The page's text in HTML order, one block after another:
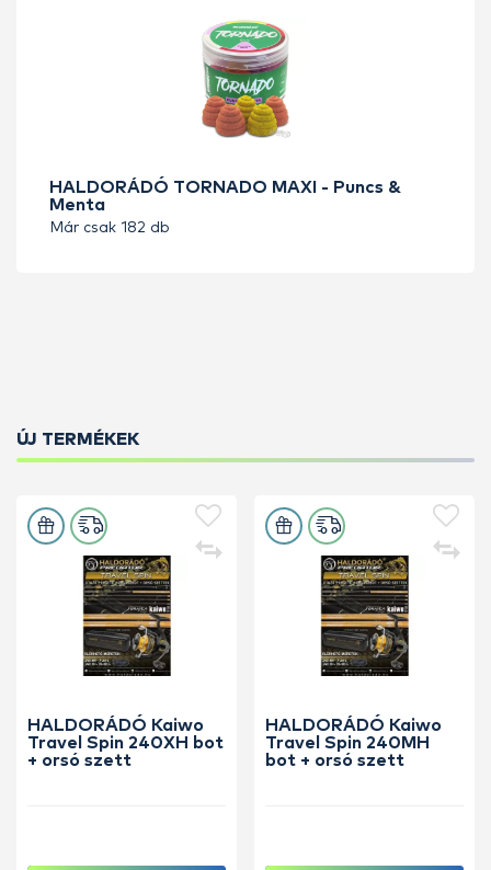
HALDORÁDÓ TORNADO MAXI - Puncs &
Menta
Már csak 182 db
ÚJ TERMÉKEK
HALDORÁDÓ Kaiwo
Travel Spin 240XH bot
+ orsó szett
HALDORÁDÓ Kaiwo
Travel Spin 240MH
bot + orsó szett